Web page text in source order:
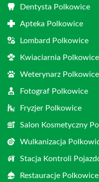
Dentysta Polkowice
Apteka Polkowice
Lombard Polkowice
Kwiaciarnia Polkowice
Weterynarz Polkowice
Fotograf Polkowice
Fryzjer Polkowice
Salon Kosmetyczny
Wulkanizacja
Stacja Kontroli
Restauracje Polkowice